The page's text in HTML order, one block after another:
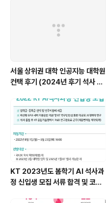
서울 상위권 대학 인공지능 대학원
컨택 후기 (2024년 후기 석사 지
KT 2023년도 봄학기 AI 석사과
정 신입생 모집 서류 합격 및 코딩